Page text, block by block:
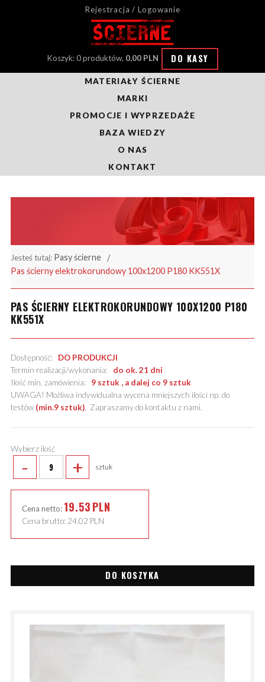
Rejestracja / Logowanie
Koszyk: 0 produktów, 0,00 PLN DO KASY
MATERIAŁY ŚCIERNE
MARKI
PROMOCJE I WYPRZEDAŻE
BAZA WIEDZY
O NAS
KONTAKT
Jesteś tutaj: Pasy ścierne
Pas ścierny elektrokorundowy 100x1200 P180 KK551X
PAS ŚCIERNY ELEKTROKORUNDOWY 100X1200 P180
KK551X
Dostępność: DO PRODUKCJI
Termin realizacji/wykonania: do ok. 21 dni
Ilość min. zamówienia: 9 sztuk , a dalej co 9 sztuk
UWAGA! Możliwa indywidualna wycena mniejszych ilości np. do
testów (min.9 sztuk). Zapraszamy do kontaktu z nami.
Wybierz ilość
- + sztuk
Cena netto: 19.53PLN
Cena brutto: 24.02 PLN
DO KOSZYKA